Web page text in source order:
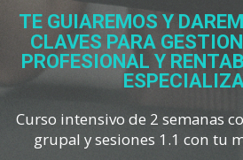
TE GUIAREMOS Y
CLAVES PARA
PROFESIONAL Y
Curso intensivo de 2 semanas
grupal y sesiones 1.1 con tu